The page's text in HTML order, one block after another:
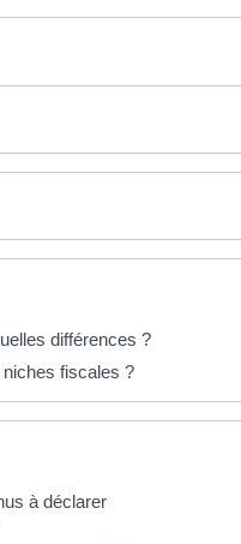
différences ?
fiscales ?
à déclarer